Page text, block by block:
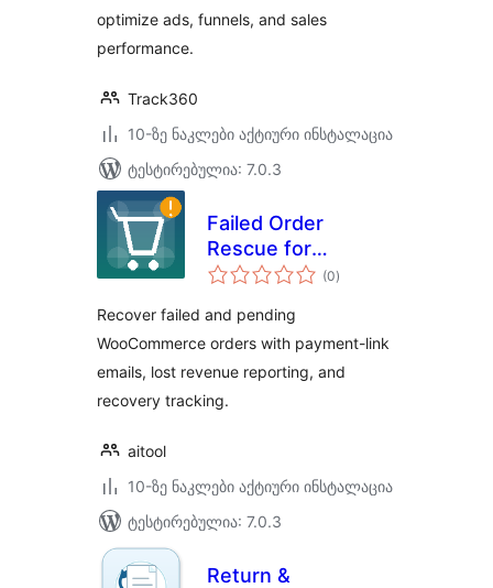
optimize ads, funnels, and sales
performance.
Track360
10-ზე ნაკლები აქტიური ინსტალაცია
ტესტირებულია: 7.0.3
Failed Order
Rescue for
WooCommerce
(0საერთო
რეიტინგი
)
Recover failed and pending
WooCommerce orders with payment-link
emails, lost revenue reporting, and
recovery tracking.
aitool
10-ზე ნაკლები აქტიური ინსტალაცია
ტესტირებულია: 7.0.3
Return &